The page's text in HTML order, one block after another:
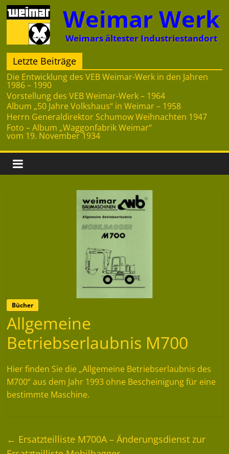
Zum
Inhalt
springen
Weimar Werk
Weimars ältester Industriestandort
Letzte Beiträge
Die Entwicklung des VEB Weimar-Werk in den Jahren
1986 – 1990
Vorstellung des VEB Weimar-Werk – 1964
Album „50 Jahre Volkshaus“ in Weimar – 1958
Herrn Generaldirektor Schumow Weihnachten 1947
Foto – Album „Waggonfabrik Weimar“
vom 19. November 1934
Bücher
Allgemeine
Betriebserlaubnis M700
Hier finden Sie die „Allgemeine Betriebserlaubnis des
M700“ aus dem Jahr 1993 ohne Bescheinigung für eine
bestimmte Maschine.
← Ersatzteilliste M700A – Änderungsdienst zur